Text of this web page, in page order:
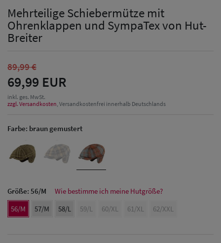
Herren Caps
Baseball Cpas
Herren UV-
Mehrteilige Schiebermütze mit
Ohrenklappen und SympaTex von Hut-
Breiter
89,99 €
69,99 EUR
inkl. ges. MwSt.
zzgl. Versandkosten, Versandkostenfrei innerhalb Deutschlands
Farbe: braun gemustert
Größe: 56/M
Wie bestimme ich meine Hutgröße?
56/M
57/M 58/L 59/L 60/XL 61/XL 62/XXL